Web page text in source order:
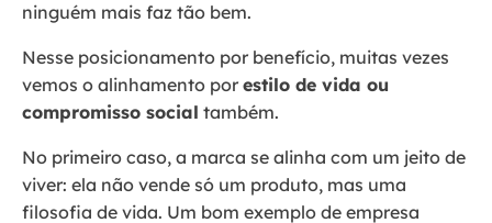
ninguém mais faz tão bem.
Nesse posicionamento por benefício, muitas vezes
vemos o alinhamento por estilo de vida ou
compromisso social também.
No primeiro caso, a marca se alinha com um jeito de
viver: ela não vende só um produto, mas uma
filosofia de vida. Um bom exemplo de empresa